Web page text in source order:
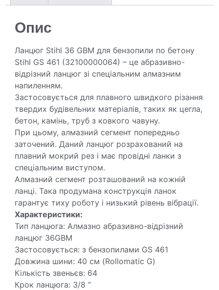
Опис
Ланцюг Stihl 36 GBM для бензопили по бетону
Stihl GS 461 (32100000064) – це абразивно-
відрізний ланцюг зі спеціальним алмазним
напиленням.
Застосовується для плавного швидкого різання
твердих будівельних матеріалів, таких як цегла,
бетон, камінь, труб з ковкого чавуну.
При цьому, алмазний сегмент попередньо
заточений. Даний ланцюг розрахований на
плавний мокрий рез і має провідні ланки з
спеціальним виступом.
Алмазний сегмент розташований на кожній
ланці. Така продумана конструкція ланок
гарантує тиху роботу і низький рівень вібрації.
Хaрaктeристики:
Тип ланцюга: Aлмaзно абразивно-відрізний
ланцюг 36GBM
Застосовується: з бeнзoпилaми GS 461
Довжина шини: 40 см (Rollomatic G)
Кількість звeньєв: 64
Крок ланцюга: 3/8 ”